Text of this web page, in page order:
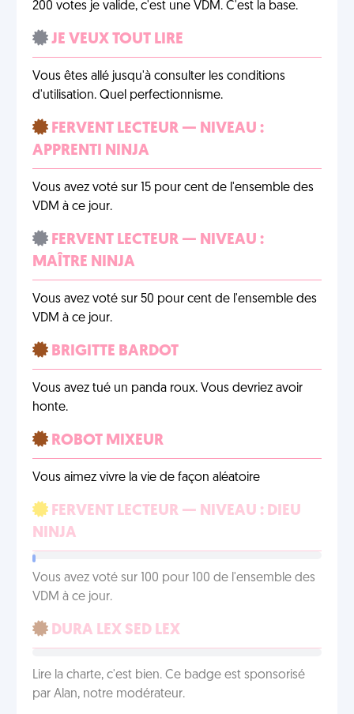
200 votes je valide, c'est une VDM. C'est la base.
JE VEUX TOUT LIRE
Vous êtes allé jusqu'à consulter les conditions
d'utilisation. Quel perfectionnisme.
FERVENT LECTEUR — NIVEAU :
APPRENTI NINJA
Vous avez voté sur 15 pour cent de l'ensemble des
VDM à ce jour.
FERVENT LECTEUR — NIVEAU :
MAÎTRE NINJA
Vous avez voté sur 50 pour cent de l'ensemble des
VDM à ce jour.
BRIGITTE BARDOT
Vous avez tué un panda roux. Vous devriez avoir
honte.
ROBOT MIXEUR
Vous aimez vivre la vie de façon aléatoire
FERVENT LECTEUR — NIVEAU : DIEU
NINJA
Vous avez voté sur 100 pour 100 de l'ensemble des
VDM à ce jour.
DURA LEX SED LEX
Lire la charte, c'est bien. Ce badge est sponsorisé
par Alan, notre modérateur.